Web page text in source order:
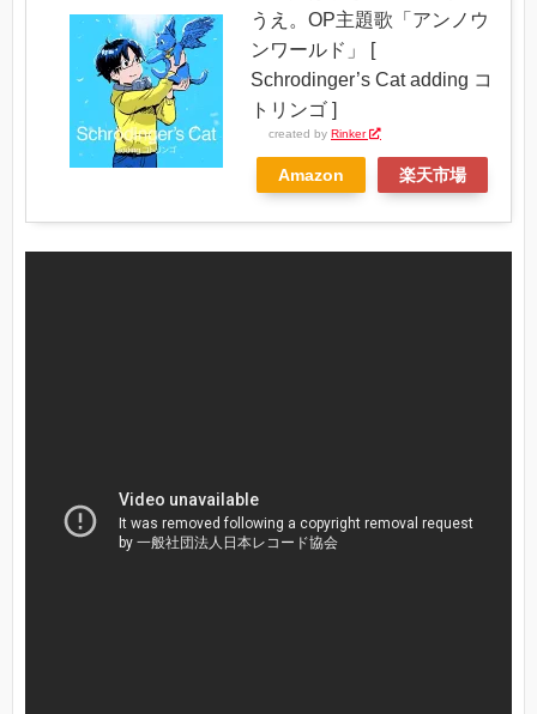
うえ。OP主題歌「アンノウ
ンワールド」 [
Schrodinger’s Cat adding コ
トリンゴ ]
created by Rinker
Amazon 楽天市場